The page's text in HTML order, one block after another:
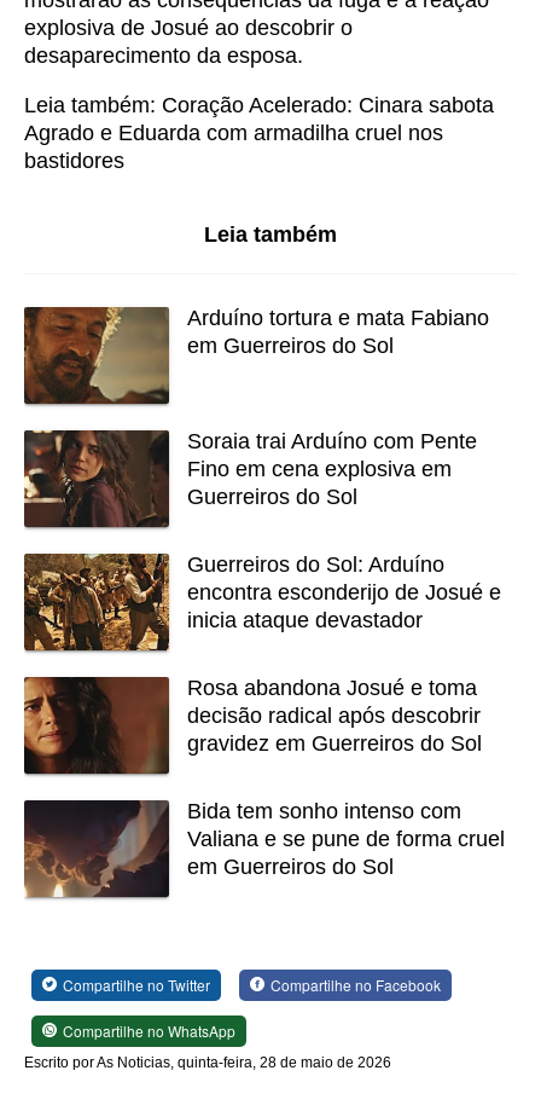
explosiva de Josué ao descobrir o
desaparecimento da esposa.
Leia também: Coração Acelerado: Cinara sabota
Agrado e Eduarda com armadilha cruel nos
bastidores
Leia também
Arduíno tortura e mata Fabiano
em Guerreiros do Sol
Soraia trai Arduíno com Pente
Fino em cena explosiva em
Guerreiros do Sol
Guerreiros do Sol: Arduíno
encontra esconderijo de Josué e
inicia ataque devastador
Rosa abandona Josué e toma
decisão radical após descobrir
gravidez em Guerreiros do Sol
Bida tem sonho intenso com
Valiana e se pune de forma cruel
em Guerreiros do Sol
Compartilhe no Twitter Compartilhe no Facebook
Compartilhe no WhatsApp
Escrito por As Noticias, quinta-feira, 28 de maio de 2026